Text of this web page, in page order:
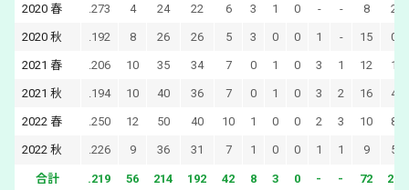
2020 春 .273 4 24 22 6 3 1 0 - - 8 2
2020 秋 .192 8 26 26 5 3 0 0 1 - 15 0
2021 春 .206 10 35 34 7 0 1 0 3 1 12 1
2021 秋 .194 10 40 36 7 0 1 0 3 2 16 4
2022 春 .250 12 50 40 10 1 0 0 2 3 10 8
2022 秋 .226 9 36 31 7 1 0 0 1 1 9 5
合計 .219 56 214 192 42 8 3 0 - - 72 20